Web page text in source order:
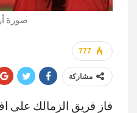
صورة
777
مشاركة
فاز فريق الزمالك